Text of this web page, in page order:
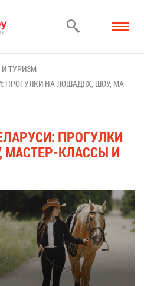
ТУ­РИЗМ
ПРО­ГУЛ­КИ НА ЛО­ША­ДЯХ, ШОУ, МА­
ПРО­ГУЛ­КИ
МА­СТЕР-КЛАС­СЫ И